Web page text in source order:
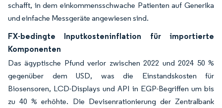
schafft, in dem einkommensschwache Patienten auf Generika
und einfache Messgeräte angewiesen sind.
FX-bedingte Inputkosteninflation für importierte
Komponenten
Das ägyptische Pfund verlor zwischen 2022 und 2024 50 %
gegenüber dem USD, was die Einstandskosten für
Biosensoren, LCD-Displays und API in EGP-Begriffen um bis
zu 40 % erhöhte. Die Devisenrationierung der Zentralbank